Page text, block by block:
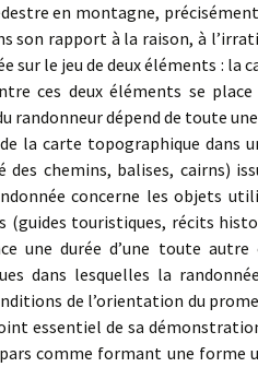
en montagne,
son rapport à la raison, à
sur le jeu de deux éléments :
ces deux éléments se
randonneur dépend de toute
la carte topographique dans
chemins, balises, cairns)
concerne les objets
(guides touristiques, récits
une durée d’une toute
dans lesquelles la
de l’orientation du
essentiel de sa
comme formant une forme